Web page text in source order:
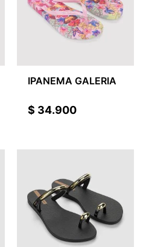
IPANEMA GALERIA
$ 34.900